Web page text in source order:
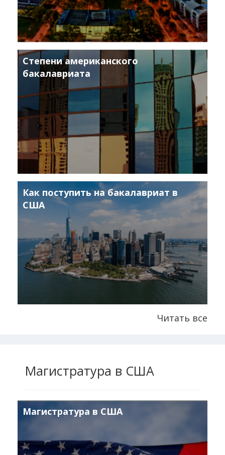
Степени американского
бакалавриата
Как поступить на бакалавриат в
США
Читать все
Магистратура в США
Магистратура в США